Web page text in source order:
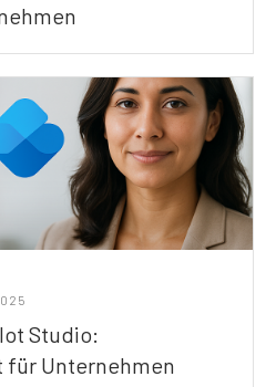
Studio:
Unternehmen